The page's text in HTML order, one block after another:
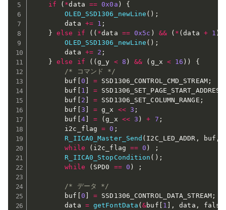
if ( *data == 0x0a )
{
OLED_SSD1306_newLine ( ) ;
        data
+= 1 ;
}
else if ( ( *data == 0x5c ) && ( * (data + 1 )
OLED_SSD1306_newLine ( ) ;
        data
+= 2 ;
}
else if ( (g_y < 8 ) && ( g_x < 16 ) )
{
/* コマンド */
        buf
0 = SSD1306_CONTROL_CMD_STREAM;
        buf
1 =
        buf
2 = SSD1306_SET_COLUMN_RANGE ;
        buf
3 = g_x << 3 ;
        buf
4] = (g_x << 3 ) + 7 ;
        i2c_flag
= 0 ;
R_IICA0_Master_Send ( I2C_LED_ADDR , buf ,
while
( i2c_flag == 0 )
;
R_IICA0_StopCondition ( ) ;
while
( SPD0 == 0 ) ;
/* データ */
        buf
0 = SSD1306_CONTROL_DATA_STREAM;
        data
= getFontData (&buf 1 , data , false